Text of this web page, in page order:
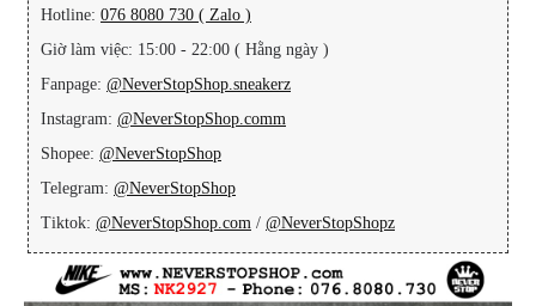
Hotline: 076 8080 730 ( Zalo )
Giờ làm việc: 15:00 - 22:00 ( Hằng ngày )
Fanpage: @NeverStopShop.sneakerz
Instagram: @NeverStopShop.comm
Shopee: @NeverStopShop
Telegram: @NeverStopShop
Tiktok: @NeverStopShop.com / @NeverStopShopz